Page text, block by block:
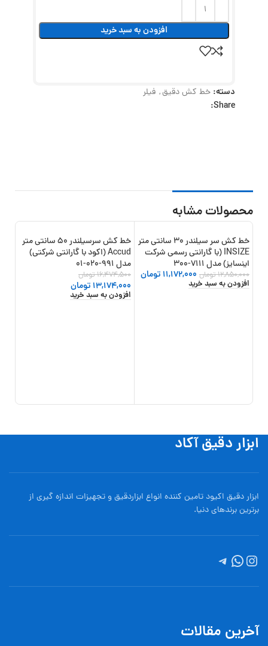
افزودن به سبد خرید
دسته: خط کش دقیق, فیلر
Share:
محصولات مشابه
-13%
خط کش سر سیلندر 30 سانتی متر
INSIZE (با گارانتی رسمی شرکت
اینسایز) مدل 7111-300
12,850,000تومان 11,172,000 تومان
افزودن به سبد خرید
خط کش سرسیلندر 50 سانتی متر
Accud (اکود با گارانتی شرکتی)
مدل 991-020-01
16,474,500تومان
13,174,000 تومان
افزودن به سبد خرید
ابزار دقیق آکاد
ابزار دقیق اکیود تامین کننده انواع ابزاردقيق و تجهيزات اندازه گیری از
برترین برندهای دنیا.
آخرین مقالات